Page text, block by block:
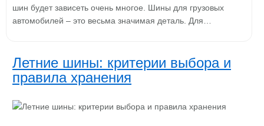
шин будет зависеть очень многое. Шины для грузовых
автомобилей – это весьма значимая деталь. Для…
Летние шины: критерии выбора и
правила хранения